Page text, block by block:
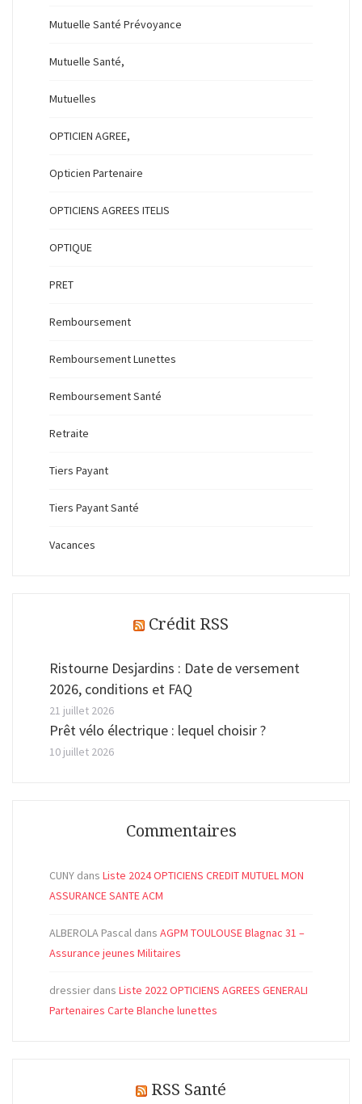
Mutuelle Santé Prévoyance
Mutuelle Santé,
Mutuelles
OPTICIEN AGREE,
Opticien Partenaire
OPTICIENS AGREES ITELIS
OPTIQUE
PRET
Remboursement
Remboursement Lunettes
Remboursement Santé
Retraite
Tiers Payant
Tiers Payant Santé
Vacances
Crédit RSS
Ristourne Desjardins : Date de versement
2026, conditions et FAQ
21 juillet 2026
Prêt vélo électrique : lequel choisir ?
10 juillet 2026
Commentaires
CUNY dans Liste 2024 OPTICIENS CREDIT MUTUEL MON
ASSURANCE SANTE ACM
ALBEROLA Pascal dans AGPM TOULOUSE Blagnac 31 –
Assurance jeunes Militaires
dressier dans Liste 2022 OPTICIENS AGREES GENERALI
Partenaires Carte Blanche lunettes
RSS Santé